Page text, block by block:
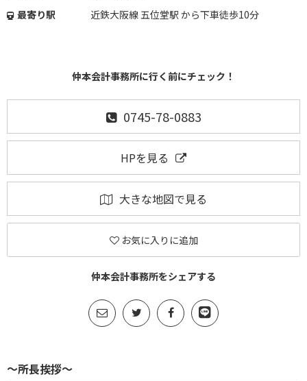
最寄り駅
近鉄大阪線 五位堂駅 から下車徒歩10分
仲本会計事務所に行く前にチェック！
0745-78-0883
HPを見る
大きな地図で見る
お気に入りに追加
仲本会計事務所をシェアする
～所長挨拶～